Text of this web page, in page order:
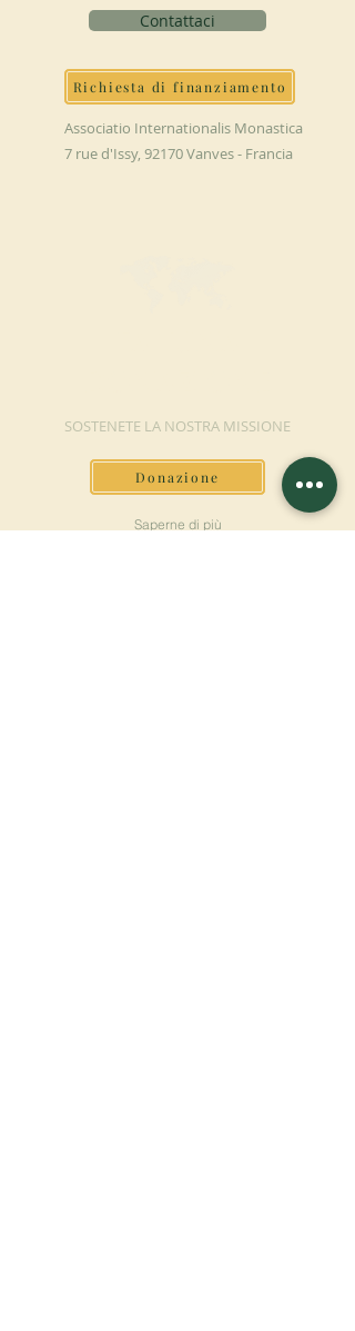
Contattaci
Richiesta di finanziamento
Associatio Internationalis Monastica
7 rue d'Issy, 92170 Vanves - Francia
SOSTENETE LA NOSTRA MISSIONE
Donazione
Saperne di più